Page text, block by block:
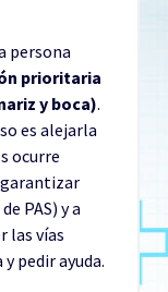
persona
prioritaria
y boca).
es alejarla
ocurre
PAS) y a
las vías
pedir ayuda.